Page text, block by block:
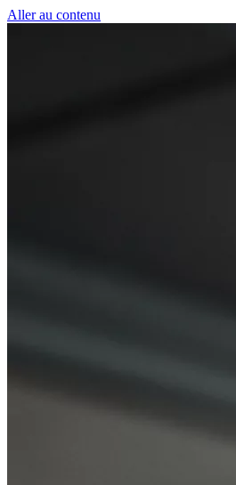
Aller au contenu
Panneau de gestion des cookies